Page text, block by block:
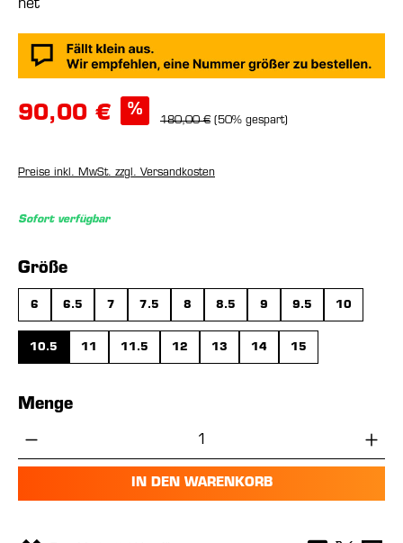
90,00 € %
180,00 € (50% gespart)
Preise inkl. MwSt. zzgl. Versandkosten
Sofort verfügbar
Größeauswählen
6 6.5 7 7.5 8 8.5 9 9.5 10
10.5 11 11.5 12 13 14 15
Menge
Produkt Anzahl: Gib den gewünschten
IN DEN WARENKORB